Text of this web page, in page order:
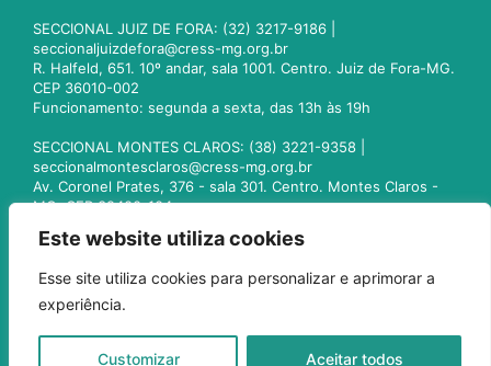
Este website utiliza cookies
Esse site utiliza cookies para personalizar e aprimorar a
experiência.
Customizar Aceitar todos
SECCIONAL JUIZ DE FORA: (32) 3217-9186 |
seccionaljuizdefora@cress-mg.org.br
R. Halfeld, 651. 10º andar, sala 1001. Centro. Juiz de Fora-MG.
CEP 36010-002
Funcionamento: segunda a sexta, das 13h às 19h
SECCIONAL MONTES CLAROS: (38) 3221-9358 |
seccionalmontesclaros@cress-mg.org.br
Av. Coronel Prates, 376 - sala 301. Centro. Montes Claros -
MG. CEP 39400-104
seccionaluberlandia@cress-mg.org.br
Av. Afonso Pena, 547 - sala 101. Uberlândia - MG. CEP